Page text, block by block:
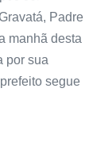
Padre
manhã desta
por sua
segue